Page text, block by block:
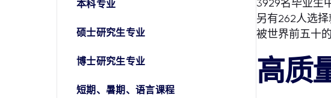
本科专业
硕士研究生专业
博士研究生专业
短期、暑期、语言课程
3929名毕业生
另有262人选
被世界前五十
高质